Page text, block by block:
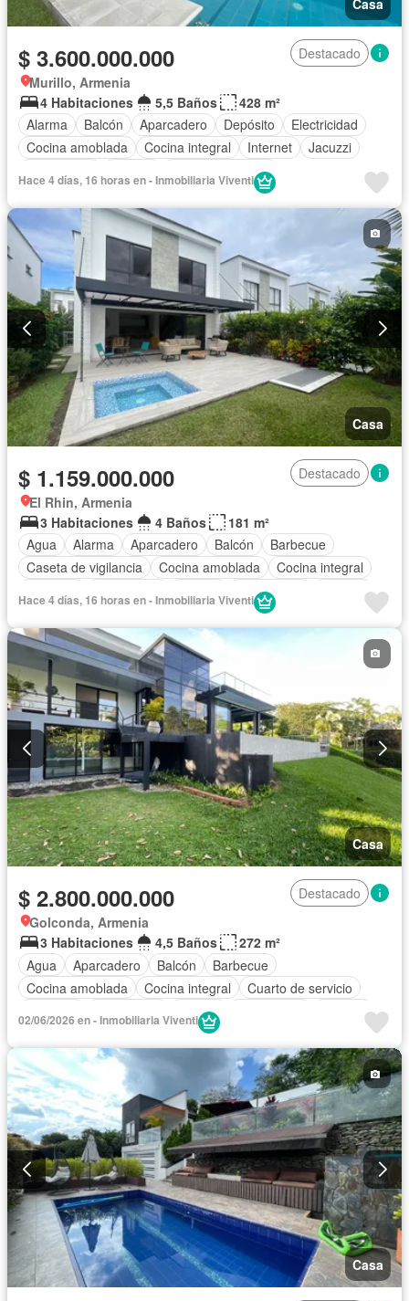
$ 3.600.000.000
Destacado
Murillo, Armenia
4 Habitaciones
5,5 Baños
428 m²
Alarma
Balcón Aparcadero Depósito
Electricidad
Cocina amoblada
Cocina integral Internet
Jacuzzi
Vista panorámica
Tanque de agua
Patio
Vigilante
Acceso para personas con discapacidad
Jardín
Barbecue Estudio Seguridad privada Piscina
Hace 4 días, 16 horas en - Inmobiliaria Viventi
Casa
$ 1.159.000.000
Destacado
El Rhin, Armenia
3 Habitaciones
4 Baños
181 m²
Agua
Alarma Aparcadero Balcón
Barbecue
Caseta de vigilancia
Cocina amoblada
Cocina integral
Gas natural
Vigilante
Seguridad privada
Terraza Vista panorámica
Hace 4 días, 16 horas en - Inmobiliaria Viventi
Casa
$ 2.800.000.000
Destacado
Golconda, Armenia
3 Habitaciones
4,5 Baños
272 m²
Agua
Aparcadero Balcón
Barbecue
Cocina amoblada
Cocina integral
Cuarto de servicio
Estudio
Seguridad privada
Tanque de agua
Terraza Vista panorámica Wifi
02/06/2026 en - Inmobiliaria Viventi
Casa